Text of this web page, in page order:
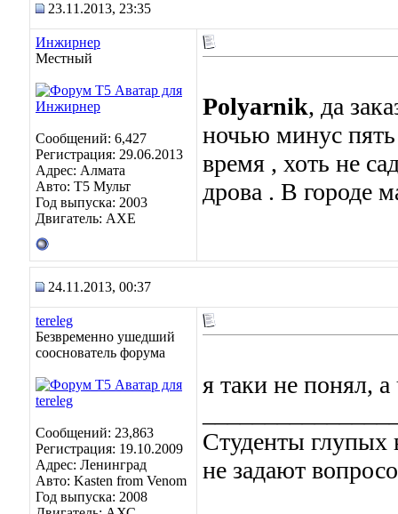
23.11.2013, 23:35
Инжирнер
Местный
Сообщений: 6,427
Регистрация: 29.06.2013
Адрес: Алмата
Авто: Т5 Мульт
Год выпуска: 2003
Двигатель: АХЕ
Polyarnik, да
ночью минус
время , хоть не
дрова . В городе
24.11.2013, 00:37
tereleg
Безвременно ушедший
сооснователь форума
Сообщений: 23,863
Регистрация: 19.10.2009
Адрес: Ленинград
Авто: Kasten from Venom
Год выпуска: 2008
я таки не понял,
Студенты глупых
не задают